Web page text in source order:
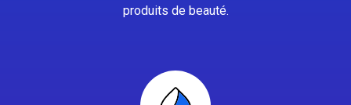
produits de beauté.